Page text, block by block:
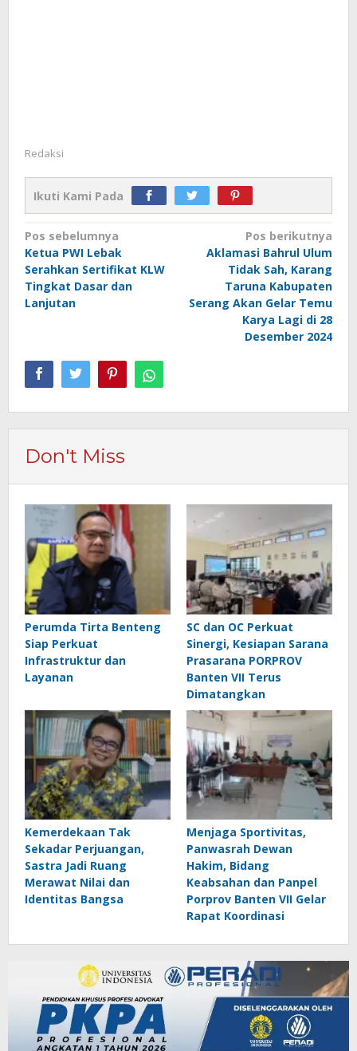
Redaksi
Ikuti Kami Pada
Navigasi
pos
Pos sebelumnya
Ketua PWI Lebak
Serahkan Sertifikat KLW
Tingkat Dasar dan
Lanjutan
Pos berikutnya
Aklamasi Bahrul Ulum
Tidak Sah, Karang
Taruna Kabupaten
Serang Akan Gelar Temu
Karya Lagi di 28
Desember 2024
Don't Miss
Perumda Tirta Benteng
Siap Perkuat
Infrastruktur dan
Layanan
SC dan OC Perkuat
Sinergi, Kesiapan Sarana
Prasarana PORPROV
Banten VII Terus
Dimatangkan
Kemerdekaan Tak
Sekadar Perjuangan,
Sastra Jadi Ruang
Merawat Nilai dan
Identitas Bangsa
Menjaga Sportivitas,
Panwasrah Dewan
Hakim, Bidang
Keabsahan dan Panpel
Porprov Banten VII Gelar
Rapat Koordinasi